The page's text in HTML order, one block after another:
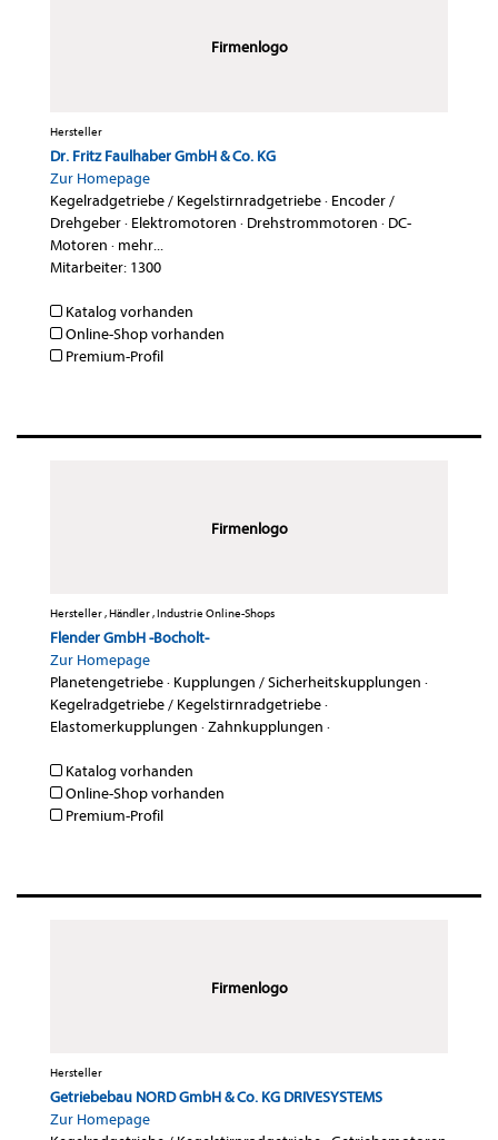
Firmenlogo
Hersteller
Dr. Fritz Faulhaber GmbH & Co. KG
Zur Homepage
Kegelradgetriebe / Kegelstirnradgetriebe· Encoder /
Drehgeber· Elektromotoren · Drehstrommotoren · DC-
Motoren · mehr...
Mitarbeiter: 1300
Katalog vorhanden
Online-Shop vorhanden
Premium-Profil
Firmenlogo
Hersteller , Händler , Industrie Online-Shops
Flender GmbH -Bocholt-
Zur Homepage
Planetengetriebe· Kupplungen / Sicherheitskupplungen ·
Kegelradgetriebe / Kegelstirnradgetriebe·
Elastomerkupplungen ·Zahnkupplungen ·
Katalog vorhanden
Online-Shop vorhanden
Premium-Profil
Firmenlogo
Hersteller
Getriebebau NORD GmbH & Co. KG DRIVESYSTEMS
Zur Homepage